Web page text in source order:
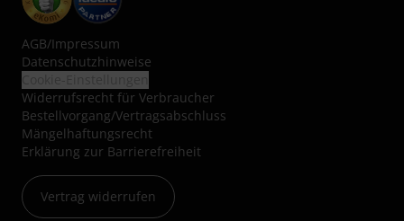
AGB/Impressum
Datenschutzhinweise
Widerrufsrecht für Verbraucher
Bestellvorgang/Vertragsabschluss
Mängelhaftungsrecht
Erklärung zur Barrierefreiheit
Vertrag widerrufen